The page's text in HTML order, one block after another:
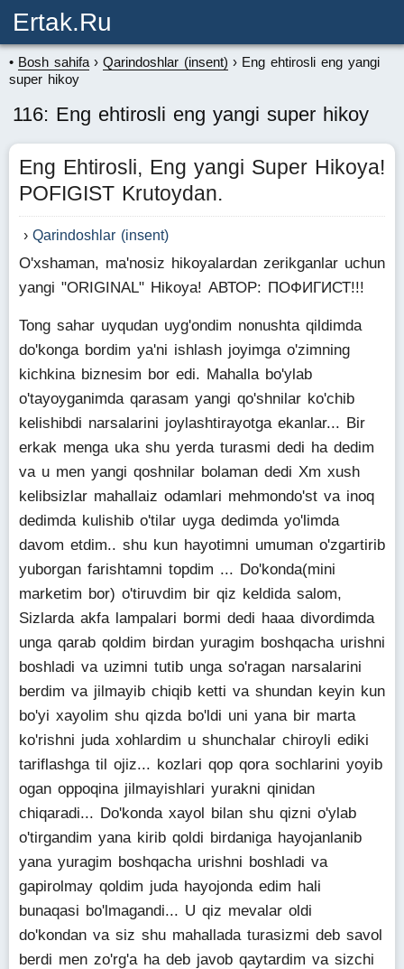
Ertak.ru
Bosh sahifa Qarindoshlar (insent)
Eng ehtirosli eng yangi
super hikoy
116: Eng ehtirosli eng yangi super hikoy
Eng Ehtirosli, Eng yangi Super Hikoya!
POFIGIST Krutoydan.
Qarindoshlar (insent)
O'xshaman, ma'nosiz hikoyalardan zerikganlar uchun
yangi "ORIGINAL" Hikoya! АВТОР: ПОФИГИСТ!!!
Tong sahar uyqudan uyg'ondim nonushta qildimda
do'konga bordim ya'ni ishlash joyimga o'zimning
kichkina biznesim bor edi. Mahalla bo'ylab
o'tayoyganimda qarasam yangi qo'shnilar ko'chib
kelishibdi narsalarini joylashtirayotga ekanlar... Bir
erkak menga uka shu yerda turasmi dedi ha dedim
va u men yangi qoshnilar bolaman dedi Xm xush
kelibsizlar mahallaiz odamlari mehmondo'st va inoq
dedimda kulishib o'tilar uyga dedimda yo'limda
davom etdim.. shu kun hayotimni umuman o'zgartirib
yuborgan farishtamni topdim ... Do'konda(mini
marketim bor) o'tiruvdim bir qiz keldida salom,
Sizlarda akfa lampalari bormi dedi haaa divordimda
unga qarab qoldim birdan yuragim boshqacha urishni
boshladi va uzimni tutib unga so'ragan narsalarini
berdim va jilmayib chiqib ketti va shundan keyin kun
bo'yi xayolim shu qizda bo'ldi uni yana bir marta
ko'rishni juda xohlardim u shunchalar chiroyli ediki
tariflashga til ojiz... kozlari qop qora sochlarini yoyib
ogan oppoqina jilmayishlari yurakni qinidan
chiqaradi... Do'konda xayol bilan shu qizni o'ylab
o'tirgandim yana kirib qoldi birdaniga hayojanlanib
yana yuragim boshqacha urishni boshladi va
gapirolmay qoldim juda hayojonda edim hali
bunaqasi bo'lmagandi... U qiz mevalar oldi
do'kondan va siz shu mahallada turasizmi deb savol
berdi men zo'rg'a ha deb javob qaytardim va sizchi